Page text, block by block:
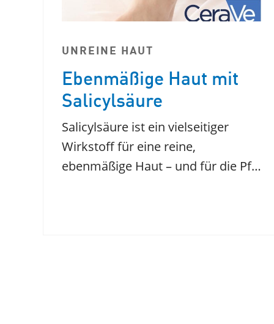
UNREINE HAUT
Ebenmäßige Haut mit
Salicylsäure
Salicylsäure ist ein vielseitiger
Wirkstoff für eine reine,
ebenmäßige Haut – und für die Pf…